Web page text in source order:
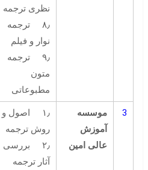
نظری ترجمه
۸٫ ترجمه
نوار و فیلم
۹٫ ترجمه
متون
مطبوعاتی
3
موسسه
آموزش
عالی امین
۱٫ اصول و
روش ترجمه
۲٫ بررسی
آثار ترجمه